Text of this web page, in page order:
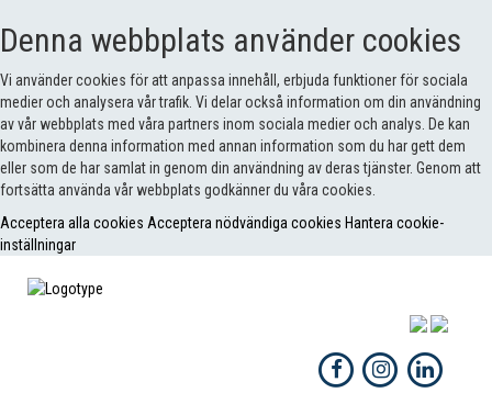
Denna webbplats använder cookies
Vi använder cookies för att anpassa innehåll, erbjuda funktioner för sociala
medier och analysera vår trafik. Vi delar också information om din användning
av vår webbplats med våra partners inom sociala medier och analys. De kan
kombinera denna information med annan information som du har gett dem
eller som de har samlat in genom din användning av deras tjänster. Genom att
fortsätta använda vår webbplats godkänner du våra cookies.
Acceptera alla cookies Acceptera nödvändiga cookies Hantera cookie-
inställningar